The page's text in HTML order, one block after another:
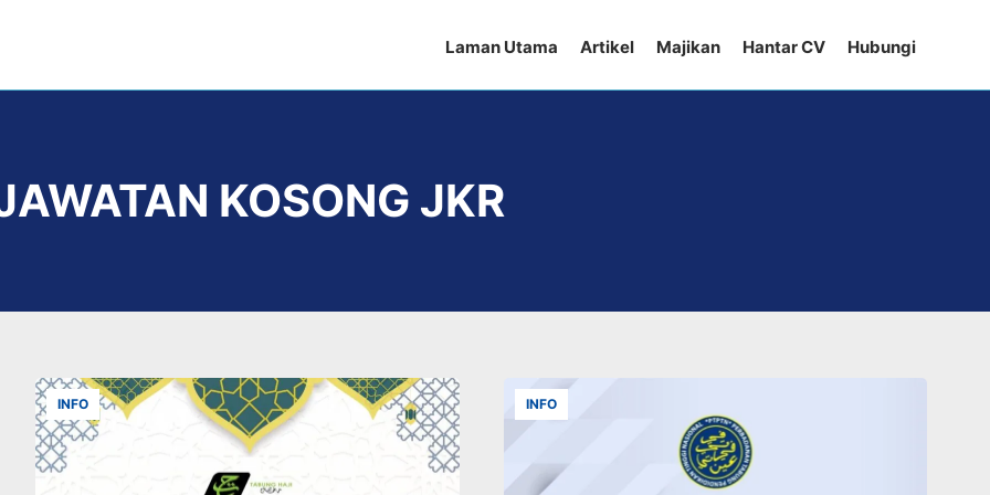
Laman Utama Artikel Majikan Hantar CV Hubungi
KOSONG JKR
INFO INFO